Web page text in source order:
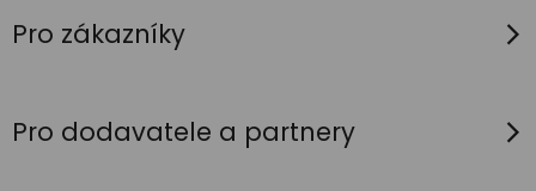
r
v
pPro zákazníky
Pro dodavatele a partnery